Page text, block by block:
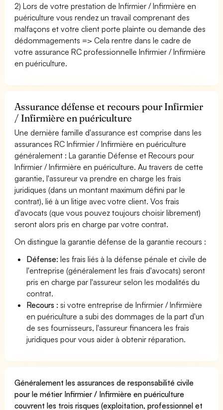
2) Lors de votre prestation de Infirmier / Infirmière en
puériculture vous rendez un travail comprenant des
malfaçons et votre client porte plainte ou demande des
dédommagements => Cela rentre dans le cadre de
votre assurance RC professionnelle Infirmier / Infirmière
en puériculture.
Assurance défense et recours pour Infirmier
/ Infirmière en puériculture
Une dernière famille d'assurance est comprise dans les
assurances RC Infirmier / Infirmière en puériculture
généralement : La garantie Défense et Recours pour
Infirmier / Infirmière en puériculture. Au travers de cette
garantie, l'assureur va prendre en charge les frais
juridiques (dans un montant maximum défini par le
contrat), lié à un litige avec votre client. Vos frais
d'avocats (que vous pouvez toujours choisir librement)
seront alors pris en charge par votre contrat.
On distingue la garantie défense de la garantie recours :
Défense: les frais liés à la défense pénale et civile de
l'entreprise (généralement les frais d'avocats) seront
pris en charge par l'assureur selon les modalités du
contrat.
Recours : si votre entreprise de Infirmier / Infirmière
en puériculture a subi des dommages de la part d'un
de ses fournisseurs, l'assureur financera les frais
juridiques pour vous aider à obtenir réparation.
Généralement les assurances de responsabilité civile
pour le métier Infirmier / Infirmière en puériculture
couvrent les trois risques (exploitation, professionnel et